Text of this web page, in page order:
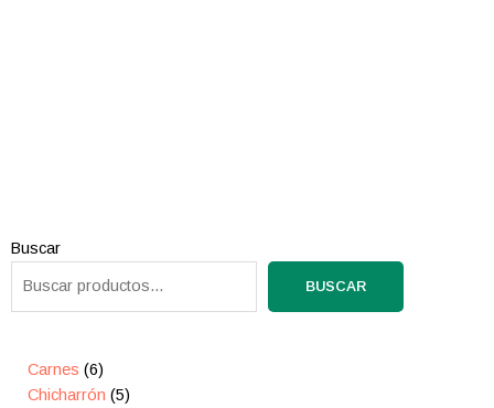
Buscar
BUSCAR
Carnes 6
Chicharrón 5